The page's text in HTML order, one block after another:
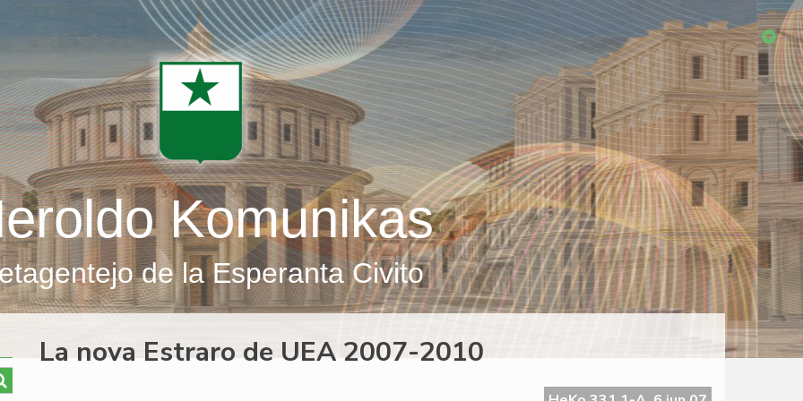
Komunikas
de la Esperanta Civito
La nova Estraro de UEA 2007-2010